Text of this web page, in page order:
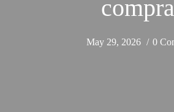
May 29, 2026 0